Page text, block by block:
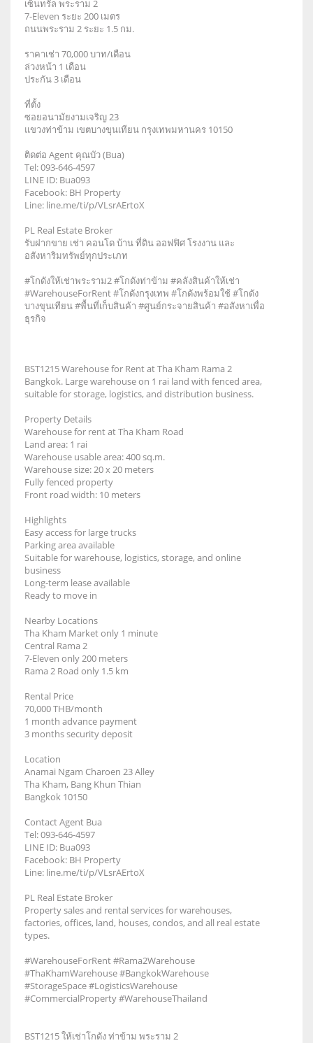
เซ็นทรัล พระราม 2
7-Eleven ระยะ 200 เมตร
ถนนพระราม 2 ระยะ 1.5 กม.
ราคาเช่า 70,000 บาท/เดือน
ล่วงหน้า 1 เดือน
ประกัน 3 เดือน
ที่ตั้ง
ซอยอนามัยงามเจริญ 23
แขวงท่าข้าม เขตบางขุนเทียน กรุงเทพมหานคร 10150
ติดต่อ Agent คุณบัว (Bua)
Tel: 093-646-4597
LINE ID: Bua093
Facebook: BH Property
Line: line.me/ti/p/VLsrAErtoX
PL Real Estate Broker
รับฝากขาย เช่า คอนโด บ้าน ที่ดิน ออฟฟิศ โรงงาน และ
อสังหาริมทรัพย์ทุกประเภท
#โกดังให้เช่าพระราม2 #โกดังท่าข้าม #คลังสินค้าให้เช่า
#WarehouseForRent #โกดังกรุงเทพ #โกดังพร้อมใช้ #โกดัง
บางขุนเทียน #พื้นที่เก็บสินค้า #ศูนย์กระจายสินค้า #อสังหาเพื่อ
ธุรกิจ
BST1215 Warehouse for Rent at Tha Kham Rama 2
Bangkok. Large warehouse on 1 rai land with fenced area,
suitable for storage, logistics, and distribution business.
Property Details
Warehouse for rent at Tha Kham Road
Land area: 1 rai
Warehouse usable area: 400 sq.m.
Warehouse size: 20 x 20 meters
Fully fenced property
Front road width: 10 meters
Highlights
Easy access for large trucks
Parking area available
Suitable for warehouse, logistics, storage, and online
business
Long-term lease available
Ready to move in
Nearby Locations
Tha Kham Market only 1 minute
Central Rama 2
7-Eleven only 200 meters
Rama 2 Road only 1.5 km
Rental Price
70,000 THB/month
1 month advance payment
3 months security deposit
Location
Anamai Ngam Charoen 23 Alley
Tha Kham, Bang Khun Thian
Bangkok 10150
Contact Agent Bua
Tel: 093-646-4597
LINE ID: Bua093
Facebook: BH Property
Line: line.me/ti/p/VLsrAErtoX
PL Real Estate Broker
Property sales and rental services for warehouses,
factories, offices, land, houses, condos, and all real estate
types.
#WarehouseForRent #Rama2Warehouse
#ThaKhamWarehouse #BangkokWarehouse
#StorageSpace #LogisticsWarehouse
#CommercialProperty #WarehouseThailand
BST1215 ให้เช่าโกดัง ท่าข้าม พระราม 2